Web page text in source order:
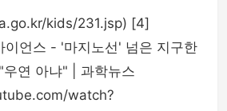
kids/231.jsp) [4]
이언스 - '마지노선' 넘은 지구한
연 아냐" | 과학뉴스
watch?